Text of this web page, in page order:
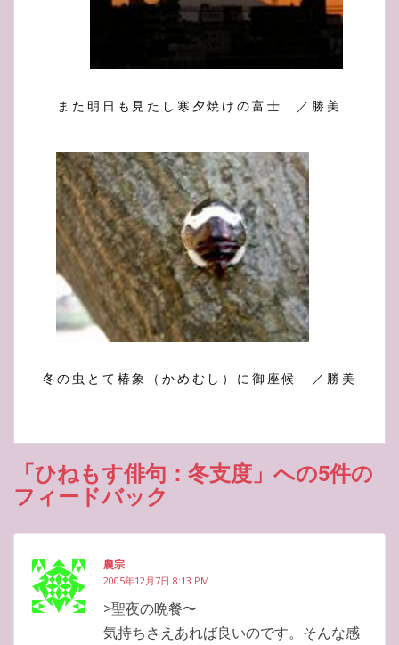
また明日も見たし寒夕焼けの富士 ／勝美
冬の虫とて椿象 （かめむし） に御座候 ／勝美
「ひねもす俳句：冬支度」への5件の
フィードバック
農宗
2005年12月7日 8:13 PM
>聖夜の晩餐〜
気持ちさえあれば良いのです。そんな感